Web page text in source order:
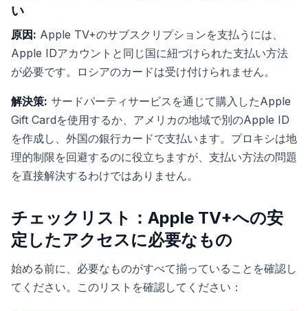
い
原因: Apple TV+のサブスクリプションを支払うには、
Apple IDアカウントと同じ国に紐づけられた支払い方法
が必要です。ロシアのカードは受け付けられません。
解決策: サードパーティサービスを通じて購入したApple
Gift Cardを使用するか、アメリカの地域で別のApple ID
を作成し、外国の銀行カードで支払います。プロキシは地
理的制限を回避するのに役立ちますが、支払い方法の問題
を直接解決するわけではありません。
チェックリスト：Apple TV+への安
定したアクセスに必要なもの
始める前に、必要なものがすべて揃っていることを確認し
てください。このリストを確認してください：